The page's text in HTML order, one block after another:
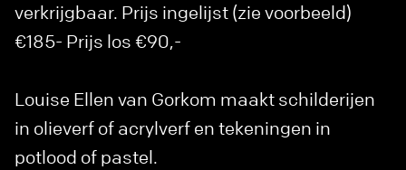
verkrijgbaar. Prijs ingelijst (zie voorbeeld)
€185- Prijs los €90,-
Louise Ellen van Gorkom maakt schilderijen
in olieverf of acrylverf en tekeningen in
potlood of pastel.